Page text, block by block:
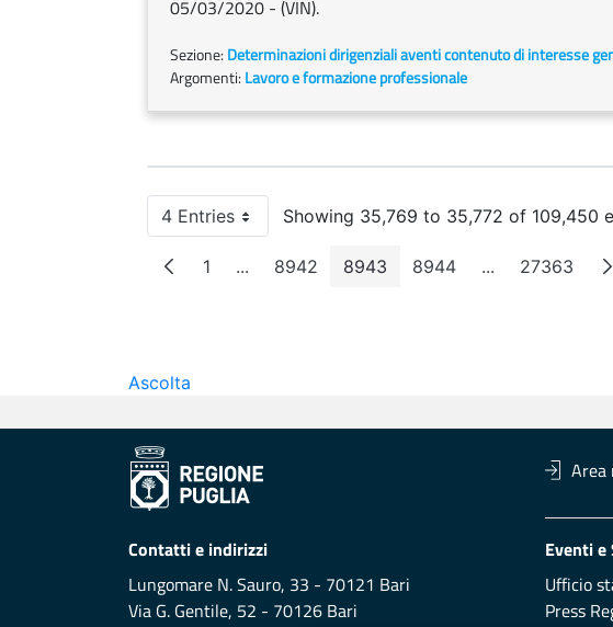
05/03/2020 - (VIN).
Sezione: Determinazioni dirigenziali aventi contenuto di interesse
Argomenti: Lavoro e formazione professionale
4 EntriesPer PageShowing 35,769 to 35,772 of 109,450
Page
1 ...Intermediate Pages
Page
8942 Page
8943 Page
8944 ...Intermediate
Page
27363
Ascolta
Area
Contatti e indirizzi
Lungomare N. Sauro, 33 - 70121 Bari
Via G. Gentile, 52 - 70126 Bari
Eventi e
Ufficio
Press